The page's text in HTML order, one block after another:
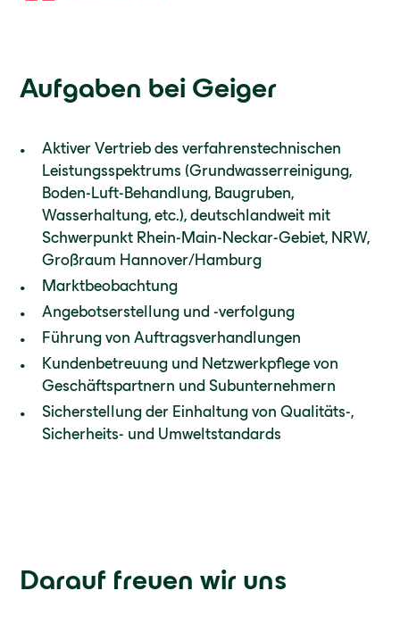
Aufgaben bei Geiger
Aktiver Vertrieb des verfahrenstechnischen
Leistungsspektrums (Grundwasserreinigung,
Boden-Luft-Behandlung, Baugruben,
Wasserhaltung, etc.), deutschlandweit mit
Schwerpunkt Rhein-Main-Neckar-Gebiet, NRW,
Großraum Hannover/Hamburg
Marktbeobachtung
Angebotserstellung und -verfolgung
Führung von Auftragsverhandlungen
Kundenbetreuung und Netzwerkpflege von
Geschäftspartnern und Subunternehmern
Sicherstellung der Einhaltung von Qualitäts-,
Sicherheits- und Umweltstandards
Darauf freuen wir uns